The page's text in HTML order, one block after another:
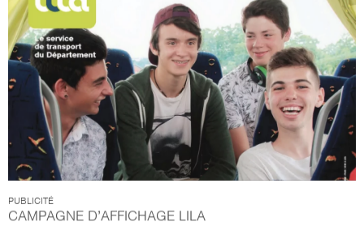
PUBLICITÉ
CAMPAGNE D’AFFICHAGE LILA